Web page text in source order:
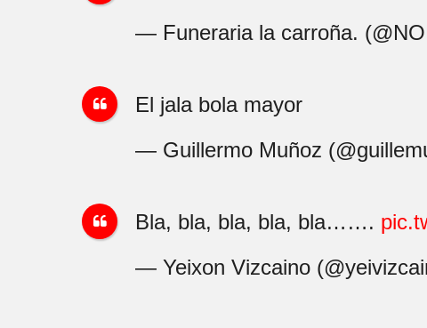
— Funeraria la carroña.
El jala bola mayor
— Guillermo Muñoz
Bla, bla, bla, bla, bla…….
— Yeixon Vizcaino